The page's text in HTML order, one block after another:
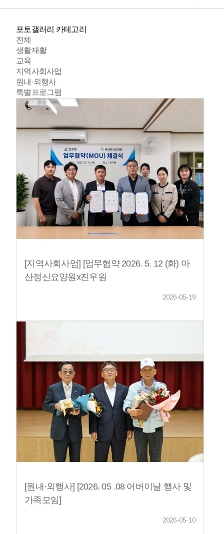
포토갤러리 카테고리
전체
생활재활
교육
지역사회사업
원내·외행사
특별프로그램
[지역사회사업] [업무협약 2026. 5. 12 (화) 마
산정신요양원x진우원
2026-05-19
[원내·외행사] [2026. 05 .08 어버이날 행사 및
가족모임]
2026-05-10